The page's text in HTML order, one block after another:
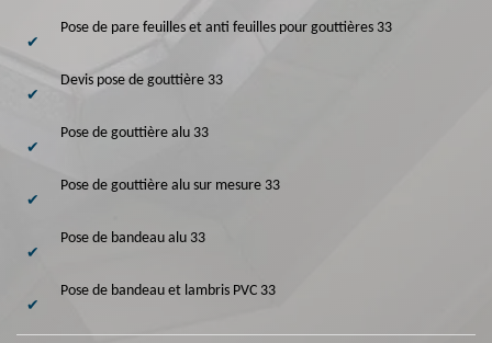
Pose de pare feuilles et anti feuilles pour gouttières 33
Devis pose de gouttière 33
Pose de gouttière alu 33
Pose de gouttière alu sur mesure 33
Pose de bandeau alu 33
Pose de bandeau et lambris PVC 33